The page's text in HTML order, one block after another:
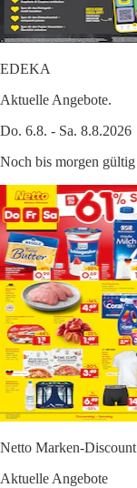
EDEKA
Aktuelle Angebote.
Do. 6.8. - Sa. 8.8.2026
Noch bis morgen gültig
Netto Marken-Discount
Aktuelle Angebote